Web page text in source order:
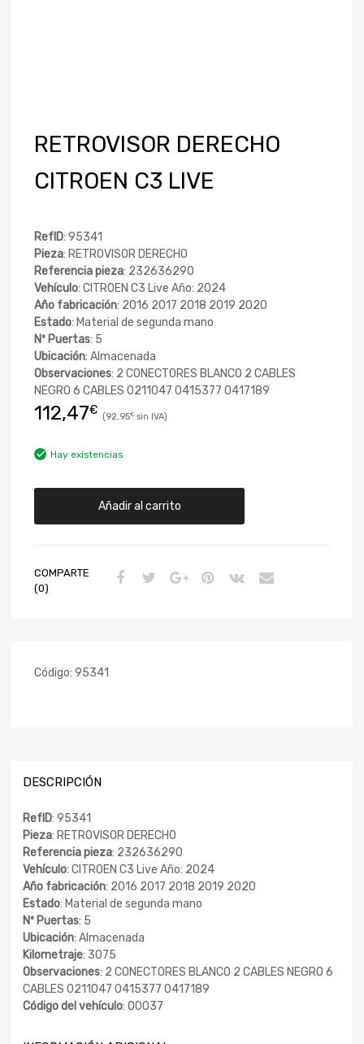
RETROVISOR DERECHO
CITROEN C3 LIVE
RefID: 95341
Pieza: RETROVISOR DERECHO
Referencia pieza: 232636290
Vehículo: CITROEN C3 Live Año: 2024
Año fabricación: 2016 2017 2018 2019 2020
Estado: Material de segunda mano
Nº Puertas: 5
Ubicación: Almacenada
Observaciones: 2 CONECTORES BLANCO 2 CABLES
NEGRO 6 CABLES 0211047 0415377 0417189
112,47€ 92,95€
Hay existencias
Añadir al carrito
COMPARTE
(0)
Código: 95341
DESCRIPCIÓN
RefID: 95341
Pieza: RETROVISOR DERECHO
Referencia pieza: 232636290
Vehículo: CITROEN C3 Live Año: 2024
Año fabricación: 2016 2017 2018 2019 2020
Estado: Material de segunda mano
Nº Puertas: 5
Ubicación: Almacenada
Kilometraje: 3075
Observaciones: 2 CONECTORES BLANCO 2 CABLES NEGRO 6
CABLES 0211047 0415377 0417189
Código del vehículo: 00037